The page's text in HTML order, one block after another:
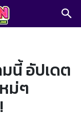
นี้ อัปเดต
ม่ๆ